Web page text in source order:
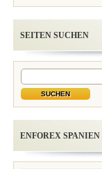
SEITEN SUCHEN
ENFOREX SPANIEN